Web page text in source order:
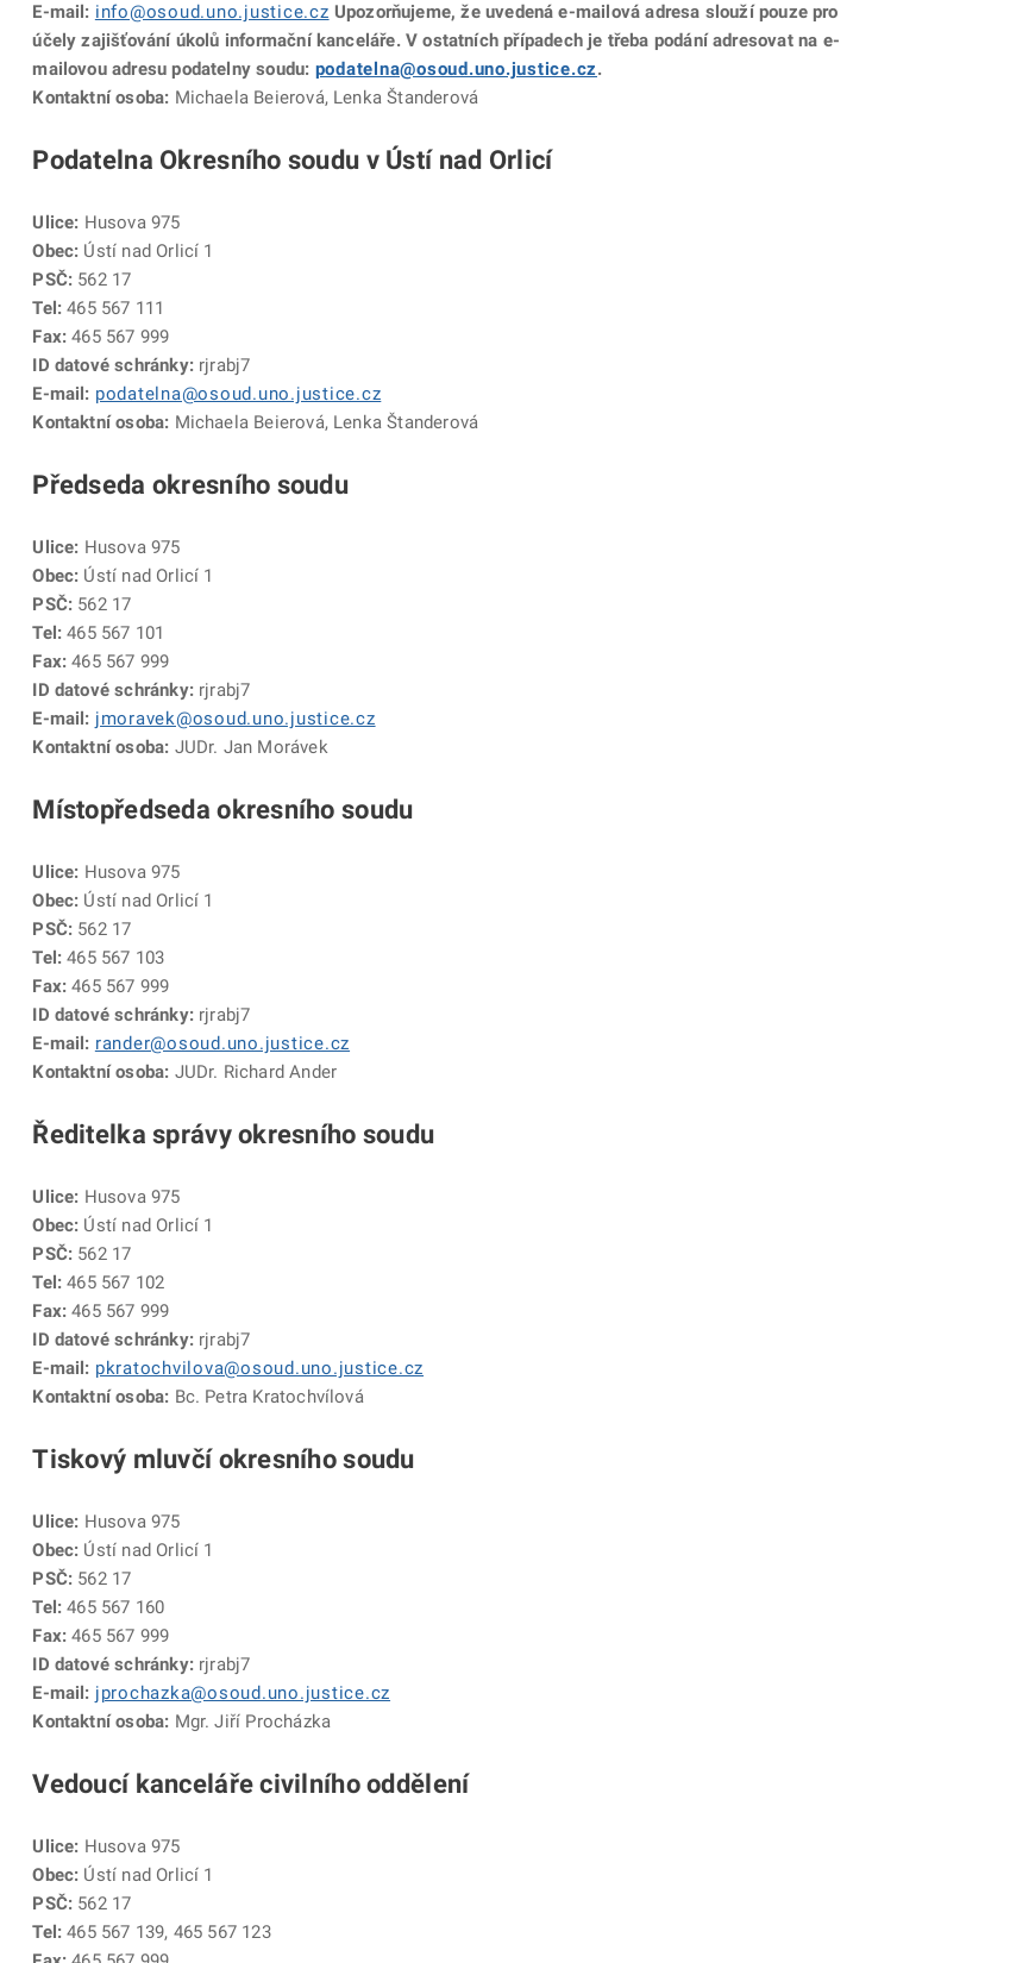
E-mail: info@osoud.uno.justice.cz Upozorňujeme, že uvedená e-mailová adresa slouží pouze pro
účely zajišťování úkolů informační kanceláře. V ostatních případech je třeba podání adresovat na e-
mailovou adresu podatelny soudu: podatelna@osoud.uno.justice.cz.
Kontaktní osoba: Michaela Beierová, Lenka Štanderová
Podatelna Okresního soudu v Ústí nad Orlicí
Ulice: Husova 975
Obec: Ústí nad Orlicí 1
PSČ: 562 17
Tel:465 567 111
Fax:465 567 999
ID datové schránky: rjrabj7
E-mail: podatelna@osoud.uno.justice.cz
Kontaktní osoba: Michaela Beierová, Lenka Štanderová
Předseda okresního soudu
Ulice: Husova 975
Obec: Ústí nad Orlicí 1
PSČ: 562 17
Tel:465 567 101
Fax:465 567 999
ID datové schránky: rjrabj7
E-mail: jmoravek@osoud.uno.justice.cz
Kontaktní osoba: JUDr. Jan Morávek
Místopředseda okresního soudu
Ulice: Husova 975
Obec: Ústí nad Orlicí 1
PSČ: 562 17
Tel:465 567 103
Fax:465 567 999
ID datové schránky: rjrabj7
E-mail: rander@osoud.uno.justice.cz
Kontaktní osoba: JUDr. Richard Ander
Ředitelka správy okresního soudu
Ulice: Husova 975
Obec: Ústí nad Orlicí 1
PSČ: 562 17
Tel:465 567 102
Fax:465 567 999
ID datové schránky: rjrabj7
E-mail: pkratochvilova@osoud.uno.justice.cz
Kontaktní osoba: Bc. Petra Kratochvílová
Tiskový mluvčí okresního soudu
Ulice: Husova 975
Obec: Ústí nad Orlicí 1
PSČ: 562 17
Tel:465 567 160
Fax:465 567 999
ID datové schránky: rjrabj7
E-mail: jprochazka@osoud.uno.justice.cz
Kontaktní osoba: Mgr. Jiří Procházka
Vedoucí kanceláře civilního oddělení
Ulice: Husova 975
Obec: Ústí nad Orlicí 1
PSČ: 562 17
Tel:465 567 139, 465 567 123